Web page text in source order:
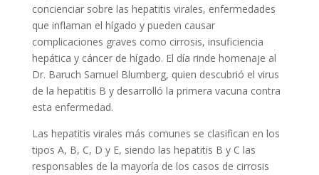
concienciar sobre las hepatitis virales, enfermedades
que inflaman el hígado y pueden causar
complicaciones graves como cirrosis, insuficiencia
hepática y cáncer de hígado. El día rinde homenaje al
Dr. Baruch Samuel Blumberg, quien descubrió el virus
de la hepatitis B y desarrolló la primera vacuna contra
esta enfermedad.
Las hepatitis virales más comunes se clasifican en los
tipos A, B, C, D y E, siendo las hepatitis B y C las
responsables de la mayoría de los casos de cirrosis